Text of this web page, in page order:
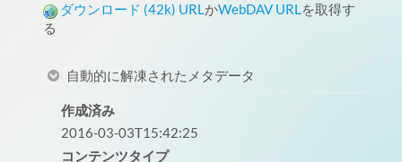
ダウンロード (42k) URLかWebDAV URLを取得す
る
自動的に解凍されたメタデータ
作成済み
2016-03-03T15:42:25
コンテンツタイプ